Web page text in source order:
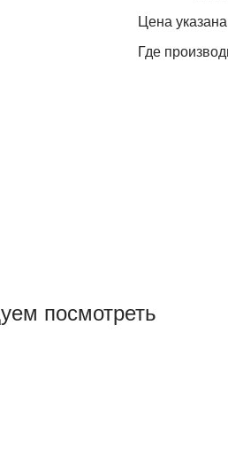
Цена
Где
посмотреть